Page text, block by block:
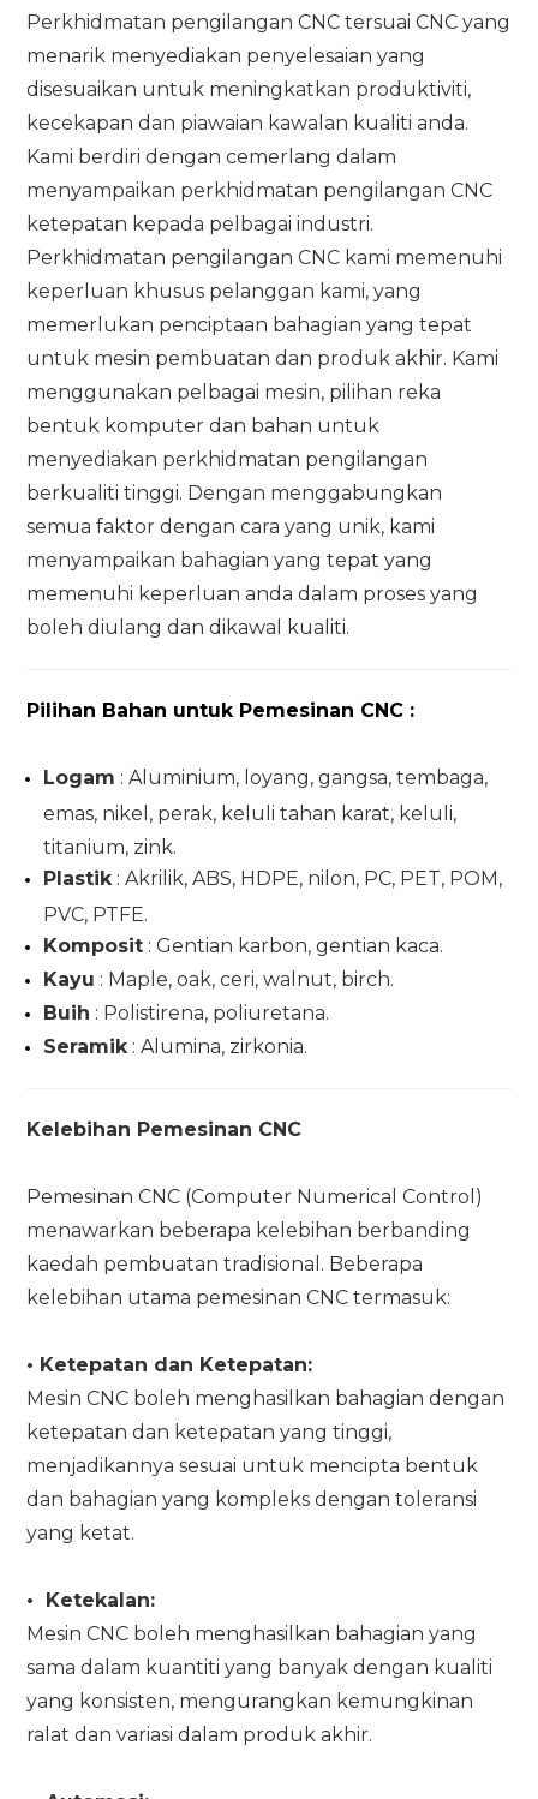
Perkhidmatan pengilangan CNC tersuai CNC yang
menarik menyediakan penyelesaian yang
disesuaikan untuk meningkatkan produktiviti,
kecekapan dan piawaian kawalan kualiti anda.
Kami berdiri dengan cemerlang dalam
menyampaikan perkhidmatan pengilangan CNC
ketepatan kepada pelbagai industri.
Perkhidmatan pengilangan CNC kami memenuhi
keperluan khusus pelanggan kami, yang
memerlukan penciptaan bahagian yang tepat
untuk mesin pembuatan dan produk akhir. Kami
menggunakan pelbagai mesin, pilihan reka
bentuk komputer dan bahan untuk
menyediakan perkhidmatan pengilangan
berkualiti tinggi. Dengan menggabungkan
semua faktor dengan cara yang unik, kami
menyampaikan bahagian yang tepat yang
memenuhi keperluan anda dalam proses yang
boleh diulang dan dikawal kualiti.
Pilihan Bahan untuk Pemesinan CNC :
Logam : Aluminium, loyang, gangsa, tembaga,
emas, nikel, perak, keluli tahan karat, keluli,
titanium, zink.
Plastik: Akrilik, ABS, HDPE, nilon, PC, PET, POM,
PVC, PTFE.
Komposit : Gentian karbon, gentian kaca.
Kayu : Maple, oak, ceri, walnut, birch.
Buih : Polistirena, poliuretana.
Seramik: Alumina, zirkonia.
Kelebihan Pemesinan CNC
Pemesinan CNC (Computer Numerical Control)
menawarkan beberapa kelebihan berbanding
kaedah pembuatan tradisional. Beberapa
kelebihan utama pemesinan CNC termasuk:
• Ketepatan dan Ketepatan:
Mesin CNC boleh menghasilkan bahagian dengan
ketepatan dan ketepatan yang tinggi,
menjadikannya sesuai untuk mencipta bentuk
dan bahagian yang kompleks dengan toleransi
yang ketat.
•
Ketekalan:
Mesin CNC boleh menghasilkan bahagian yang
sama dalam kuantiti yang banyak dengan kualiti
yang konsisten, mengurangkan kemungkinan
ralat dan variasi dalam produk akhir.